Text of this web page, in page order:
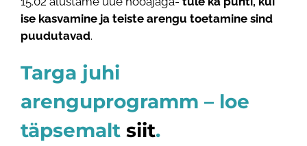
ise kasvamine ja teiste arengu toetamine sind
puudutavad.
Targa juhi
arenguprogramm – loe
täpsemalt siit.